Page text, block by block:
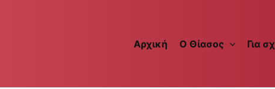
Αρχική Ο Θίασος Για